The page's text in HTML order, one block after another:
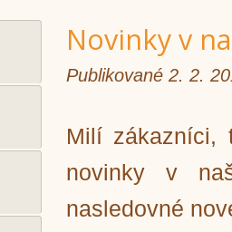
Novinky v
Publikované 2. 2.
Milí zákazníci,
novinky v
nasledovné